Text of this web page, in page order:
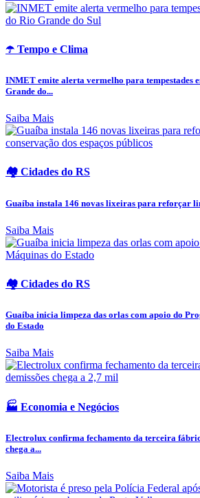
☂️ Tempo e Clima
INMET emite alerta vermelho para tempestades
Grande do...
Saiba Mais
🏘️ Cidades do RS
Guaíba instala 146 novas lixeiras para reforçar
Saiba Mais
🏘️ Cidades do RS
Guaíba inicia limpeza das orlas com apoio do
do Estado
Saiba Mais
🏭 Economia e Negócios
Electrolux confirma fechamento da terceira
chega a...
Saiba Mais